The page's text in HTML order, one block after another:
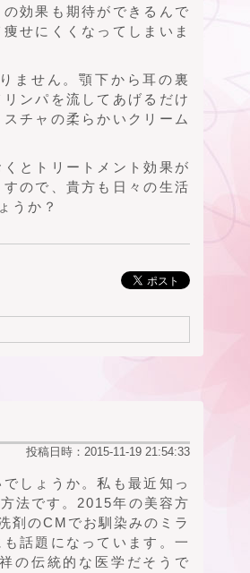
効果も期待ができるんで
せにくくなってしまいま
ません。顎下から耳の裏
ンパを流してあげるだけ
チャの柔らかいクリーム
とトリートメント効果が
ので、貴方も日々の生活
うか？
投稿日時：2015-11-19 21:54:33
しょうか。私も最近知っ
法です。2015年の美容方
剤のCMでお馴染みのミラ
話題になっています。一
の伝統的な医学だそうで